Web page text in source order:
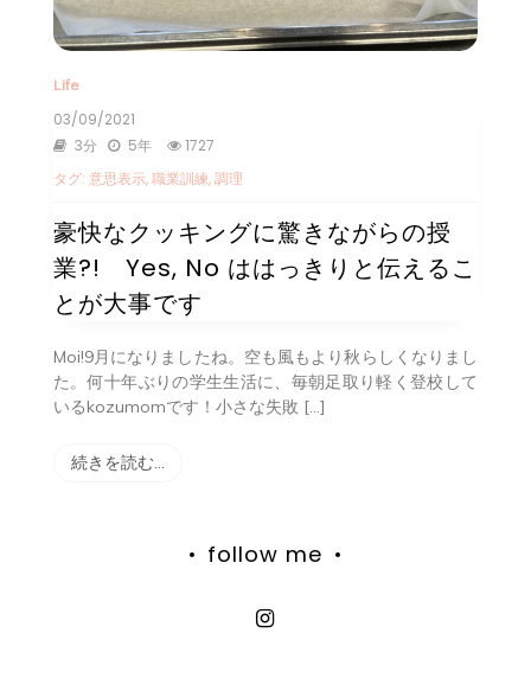
Life
03/09/2021
3分
5年
1727
タグ: 意思表示,職業訓練,調理
豪快なクッキングに驚きながらの授
業?! Yes, No ははっきりと伝えるこ
とが大事です
Moi!9月になりましたね。空も風もより秋らしくなりまし
た。何十年ぶりの学生生活に、毎朝足取り軽く登校して
いるkozumomです！小さな失敗 […]
続きを読む…
follow me